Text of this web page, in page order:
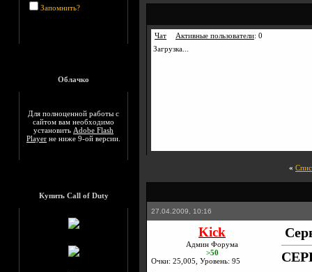
Запомнить?
Облачко
Для полноценной работы с
сайтом вам необходимо
установить Adobe Flash
Player не ниже 9-ой версии.
Купить Call of Duty
Чат Активные пользователи: 0
Загрузка...
«
27.04.2009, 10:16
Kick
Админ Форума
>50
Очки: 25,005, Уровень: 95